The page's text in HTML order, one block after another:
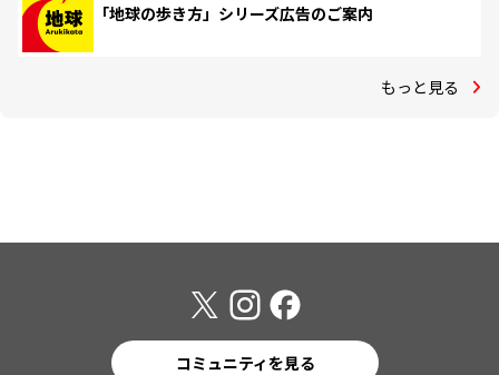
「地球の歩き方」シリーズ広告のご案内
もっと見る
コミュニティを見る